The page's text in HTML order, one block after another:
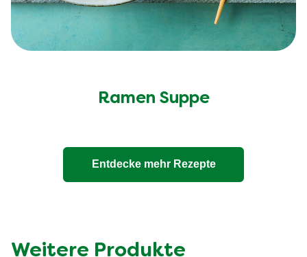
Ramen Suppe
Entdecke mehr Rezepte
Weitere Produkte